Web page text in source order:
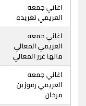
اغاني جمعه
العريمي تغريده
اغاني جمعه
العريمي المعالي
مالها غير المعالي
اغاني جمعه
العريمي رموز بن
مرخان